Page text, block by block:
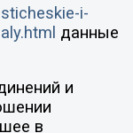
i-
данные
и
в